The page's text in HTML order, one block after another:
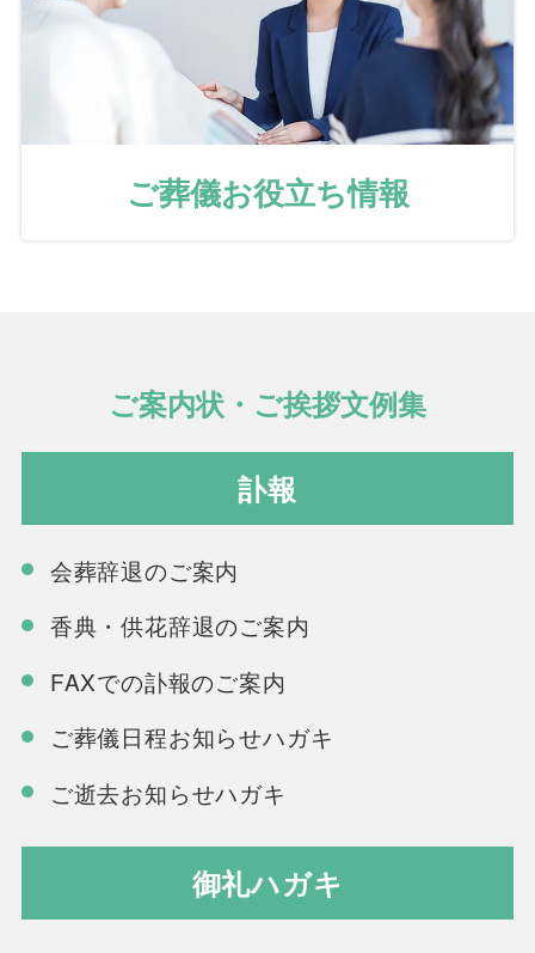
ご葬儀お役立ち情報
ご案内状・ご挨拶文例集
訃報
会葬辞退のご案内
香典・供花辞退のご案内
FAXでの訃報のご案内
ご葬儀日程お知らせハガキ
ご逝去お知らせハガキ
御礼ハガキ